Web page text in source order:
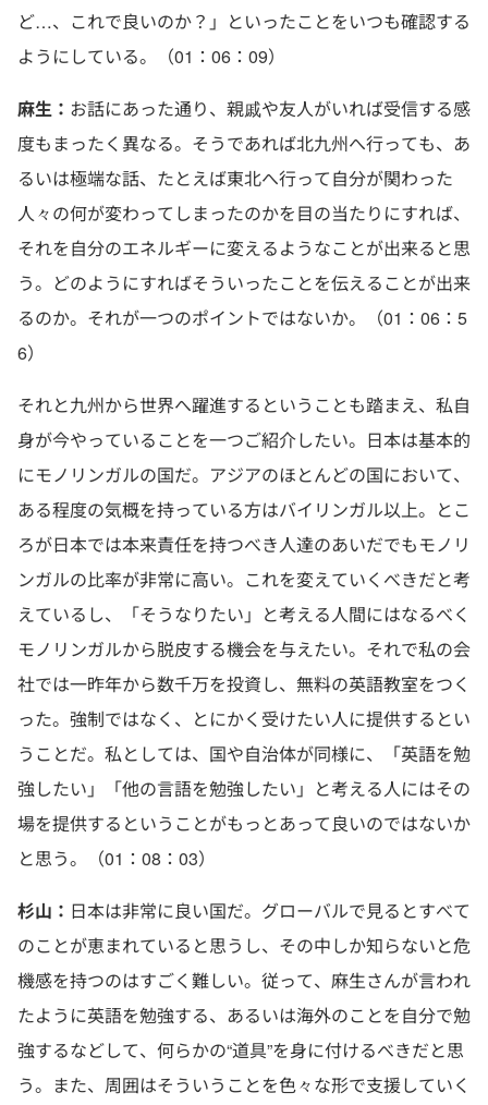
ど…、これで良いのか？」といったことをいつも確認する
ようにしている。（01：06：09）
麻生： お話にあった通り、親戚や友人がいれば受信する感
度もまったく異なる。そうであれば北九州へ行っても、あ
るいは極端な話、たとえば東北へ行って自分が関わった
人々の何が変わってしまったのかを目の当たりにすれば、
それを自分のエネルギーに変えるようなことが出来ると思
う。どのようにすればそういったことを伝えることが出来
るのか。それが一つのポイントではないか。（01：06：5
6）
それと九州から世界へ躍進するということも踏まえ、私自
身が今やっていることを一つご紹介したい。日本は基本的
にモノリンガルの国だ。アジアのほとんどの国において、
ある程度の気概を持っている方はバイリンガル以上。とこ
ろが日本では本来責任を持つべき人達のあいだでもモノリ
ンガルの比率が非常に高い。これを変えていくべきだと考
えているし、「そうなりたい」と考える人間にはなるべく
モノリンガルから脱皮する機会を与えたい。それで私の会
社では一昨年から数千万を投資し、無料の英語教室をつく
った。強制ではなく、とにかく受けたい人に提供するとい
うことだ。私としては、国や自治体が同様に、「英語を勉
強したい」「他の言語を勉強したい」と考える人にはその
場を提供するということがもっとあって良いのではないか
と思う。（01：08：03）
杉山： 日本は非常に良い国だ。グローバルで見るとすべて
のことが恵まれていると思うし、その中しか知らないと危
機感を持つのはすごく難しい。従って、麻生さんが言われ
たように英語を勉強する、あるいは海外のことを自分で勉
強するなどして、何らかの“道具”を身に付けるべきだと思
う。また、周囲はそういうことを色々な形で支援していく